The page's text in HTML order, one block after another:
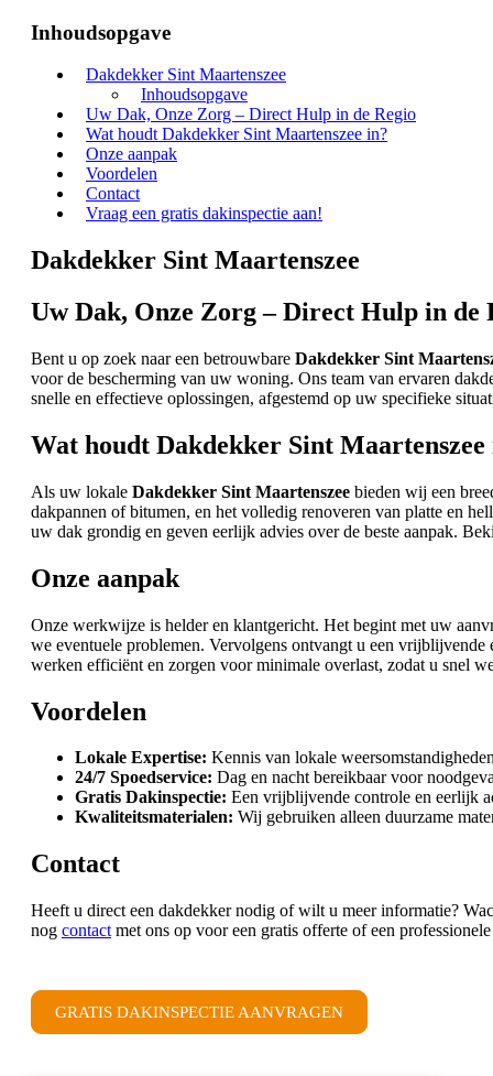
Inhoudsopgave
Dakdekker Sint Maartenszee
Inhoudsopgave
Uw Dak, Onze Zorg – Direct Hulp in de Regio
Wat houdt Dakdekker Sint Maartenszee in?
Onze aanpak
Voordelen
Contact
Vraag een gratis dakinspectie aan!
Dakdekker Sint Maartenszee
Uw Dak, Onze Zorg – Direct Hulp in de
Bent u op zoek naar een betrouwbare Dakdekker Sint
voor de bescherming van uw woning. Ons team van ervaren
snelle en effectieve oplossingen, afgestemd op uw specifieke
Wat houdt Dakdekker Sint Maartenszee
Als uw lokale Dakdekker Sint Maartenszee bieden wij een
dakpannen of bitumen, en het volledig renoveren van platte en
uw dak grondig en geven eerlijk advies over de beste aanpak.
Onze aanpak
Onze werkwijze is helder en klantgericht. Het begint met uw
we eventuele problemen. Vervolgens ontvangt u een
werken efficiënt en zorgen voor minimale overlast, zodat u snel
Voordelen
Lokale Expertise: Kennis van lokale
24/7 Spoedservice: Dag en nacht bereikbaar voor
Gratis Dakinspectie: Een vrijblijvende controle en eerlijk
Kwaliteitsmaterialen: Wij gebruiken alleen duurzame
Contact
Heeft u direct een dakdekker nodig of wilt u meer informatie?
nog contact met ons op voor een gratis offerte of een
GRATIS DAKINSPECTIE AANVRAGEN